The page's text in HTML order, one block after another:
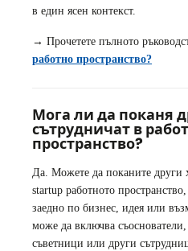
в един ясен контекст.
→ Прочетете пълното
работно пространство?
Мога ли да поканя
сътрудничат в
пространство?
Да. Можете да поканите други
startup работното
заедно по бизнес, идея или
може да включва съоснователи,
съветници или други